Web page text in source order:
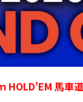
HOLD'EM 馬車